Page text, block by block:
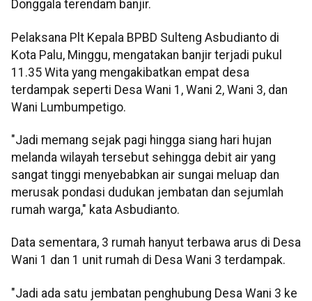
Donggala terendam banjir.
Pelaksana Plt Kepala BPBD Sulteng Asbudianto di
Kota Palu, Minggu, mengatakan banjir terjadi pukul
11.35 Wita yang mengakibatkan empat desa
terdampak seperti Desa Wani 1, Wani 2, Wani 3, dan
Wani Lumbumpetigo.
"Jadi memang sejak pagi hingga siang hari hujan
melanda wilayah tersebut sehingga debit air yang
sangat tinggi menyebabkan air sungai meluap dan
merusak pondasi dudukan jembatan dan sejumlah
rumah warga," kata Asbudianto.
Data sementara, 3 rumah hanyut terbawa arus di Desa
Wani 1 dan 1 unit rumah di Desa Wani 3 terdampak.
"Jadi ada satu jembatan penghubung Desa Wani 3 ke